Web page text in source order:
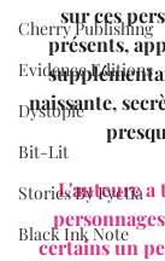
Cherry Publishing
Evidence Editions
Dystopie
Bit-Lit
Stories By Fyctia
Black Ink Note
sur ces
présents,
naissante,
L'auteure a
certains un